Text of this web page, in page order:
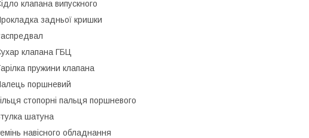
клапана випускного
задньої кришки
клапана ГБЦ
пружини клапана
поршневий
стопорні пальця поршневого
шатуна
навісного обладнання